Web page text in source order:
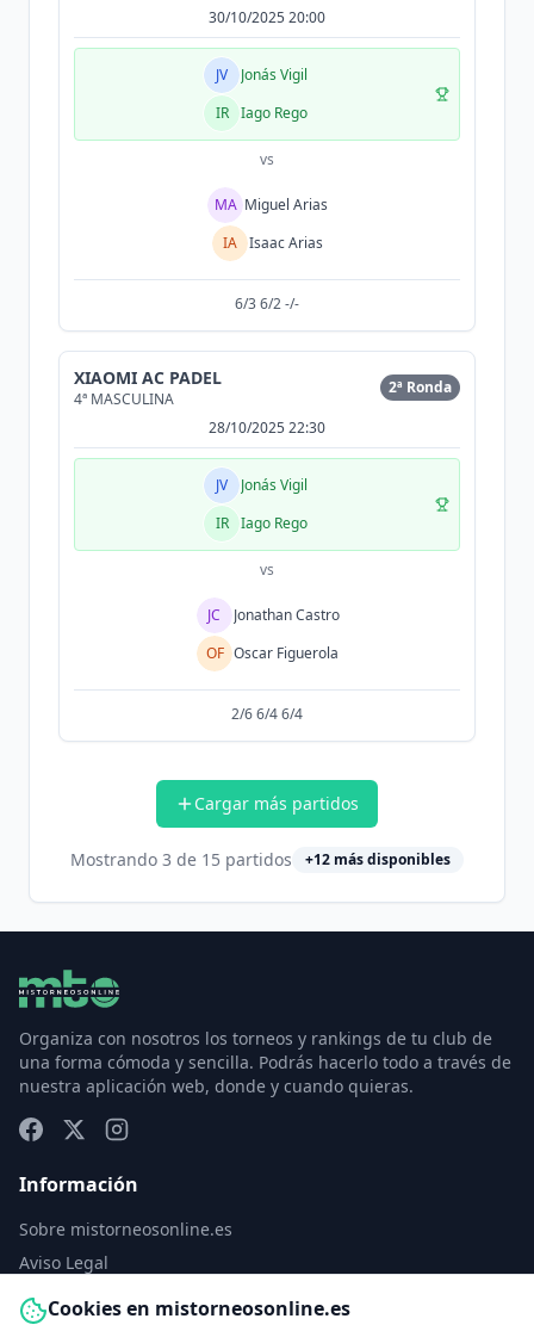
Cookies en mistorneosonline.es
30/10/2025 20:00
JV
Jonás Vigil
IR
Iago Rego
vs
MA Miguel Arias
IA Isaac Arias
6/3 6/2 -/-
XIAOMI AC PADEL
4ª MASCULINA
2ª Ronda
28/10/2025 22:30
JV
Jonás Vigil
IR
Iago Rego
vs
JC
Jonathan Castro
OF Oscar Figuerola
2/6 6/4 6/4
Cargar más partidos
Mostrando 3 de 15 partidos +12 más disponibles
Organiza con nosotros los torneos y rankings de tu club de
una forma cómoda y sencilla. Podrás hacerlo todo a través de
nuestra aplicación web, donde y cuando quieras.
Información
Sobre mistorneosonline.es
Aviso Legal
Política de Privacidad